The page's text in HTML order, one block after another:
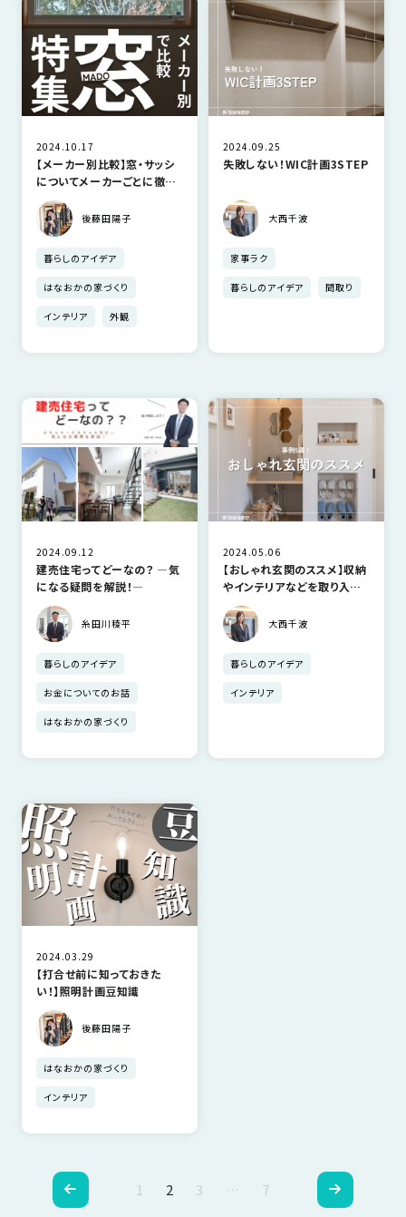
2024.10.17
【メーカー別比較】窓・サッシ
についてメーカーごとに徹底
解説
後藤田陽子
暮らしのアイデア
はなおかの家づくり
インテリア 外観
2024.09.25
失敗しない！WIC計画3STEP
大西千波
家事ラク
暮らしのアイデア 間取り
2024.09.12
建売住宅ってどーなの？ ―気
になる疑問を解説！―
糸田川稜平
暮らしのアイデア
お金についてのお話
はなおかの家づくり
2024.05.06
【おしゃれ玄関のススメ】収納
やインテリアなどを取り入れ
た事例5選！
大西千波
暮らしのアイデア
インテリア
2024.03.29
【打合せ前に知っておきた
い！】照明計画豆知識
後藤田陽子
はなおかの家づくり
インテリア
1 2 3 … 7